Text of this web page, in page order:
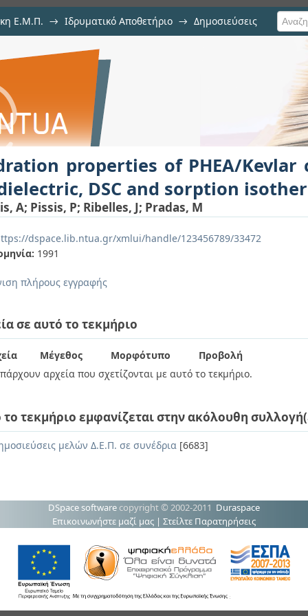
Ε.Μ.Π. → Ιδρυματικό Αποθετήριο → Δημοσιεύσεις
of PHEA/Kevlar composites
measurements
properties of PHEA/Kevlar
DSC and sorption
A; Pissis, P; Ribelles, J; Pradas, M
dspace.lib.ntua.gr/xmlui/handle/123456789/33472
1991
πλήρους εγγραφής
σε αυτό το τεκμήριο
Μέγεθος Μορφότυπο
Προβολή
αρχεία που σχετίζονται με αυτό το τεκμήριο.
το τεκμήριο εμφανίζεται στην ακόλουθη
μελών Δ.Ε.Π. σε συνέδρια [6683]
DSpace software copyright © 2002-2011 Duraspace
Επικοινωνήστε μαζί μας | Στείλτε Παρατηρήσεις